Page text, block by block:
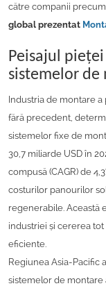
către companii precum
global prezentat
Peisajul
sistemelor de
Industria de montare
fără precedent,
sistemelor fixe de
30,7 miliarde USD în
compusă (CAGR) de
costurilor panourilor
regenerabile. Această
industriei și cererea
eficiente.
Regiunea Asia-Pacific
sistemelor de montare